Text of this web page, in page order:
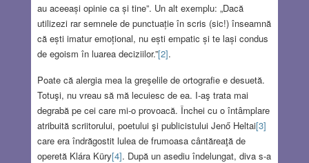
au aceeași opinie ca și tine”. Un alt exemplu: „Dacă
utilizezi rar semnele de punctuație în scris (sic!) înseamnă
că ești imatur emoțional, nu ești empatic și te lași condus
de egoism în luarea deciziilor.”[2].
Poate că alergia mea la greşelile de ortografie e desuetă.
Totuşi, nu vreau să mă lecuiesc de ea. I-aş trata mai
degrabă pe cei care mi-o provoacă. Închei cu o întâmplare
atribuită scriitorului, poetului şi publicistului Jenő Heltai[3]
care era îndrăgostit lulea de frumoasa cântăreaţă de
operetă Klára Küry[4]. După un asediu îndelungat, diva s-a